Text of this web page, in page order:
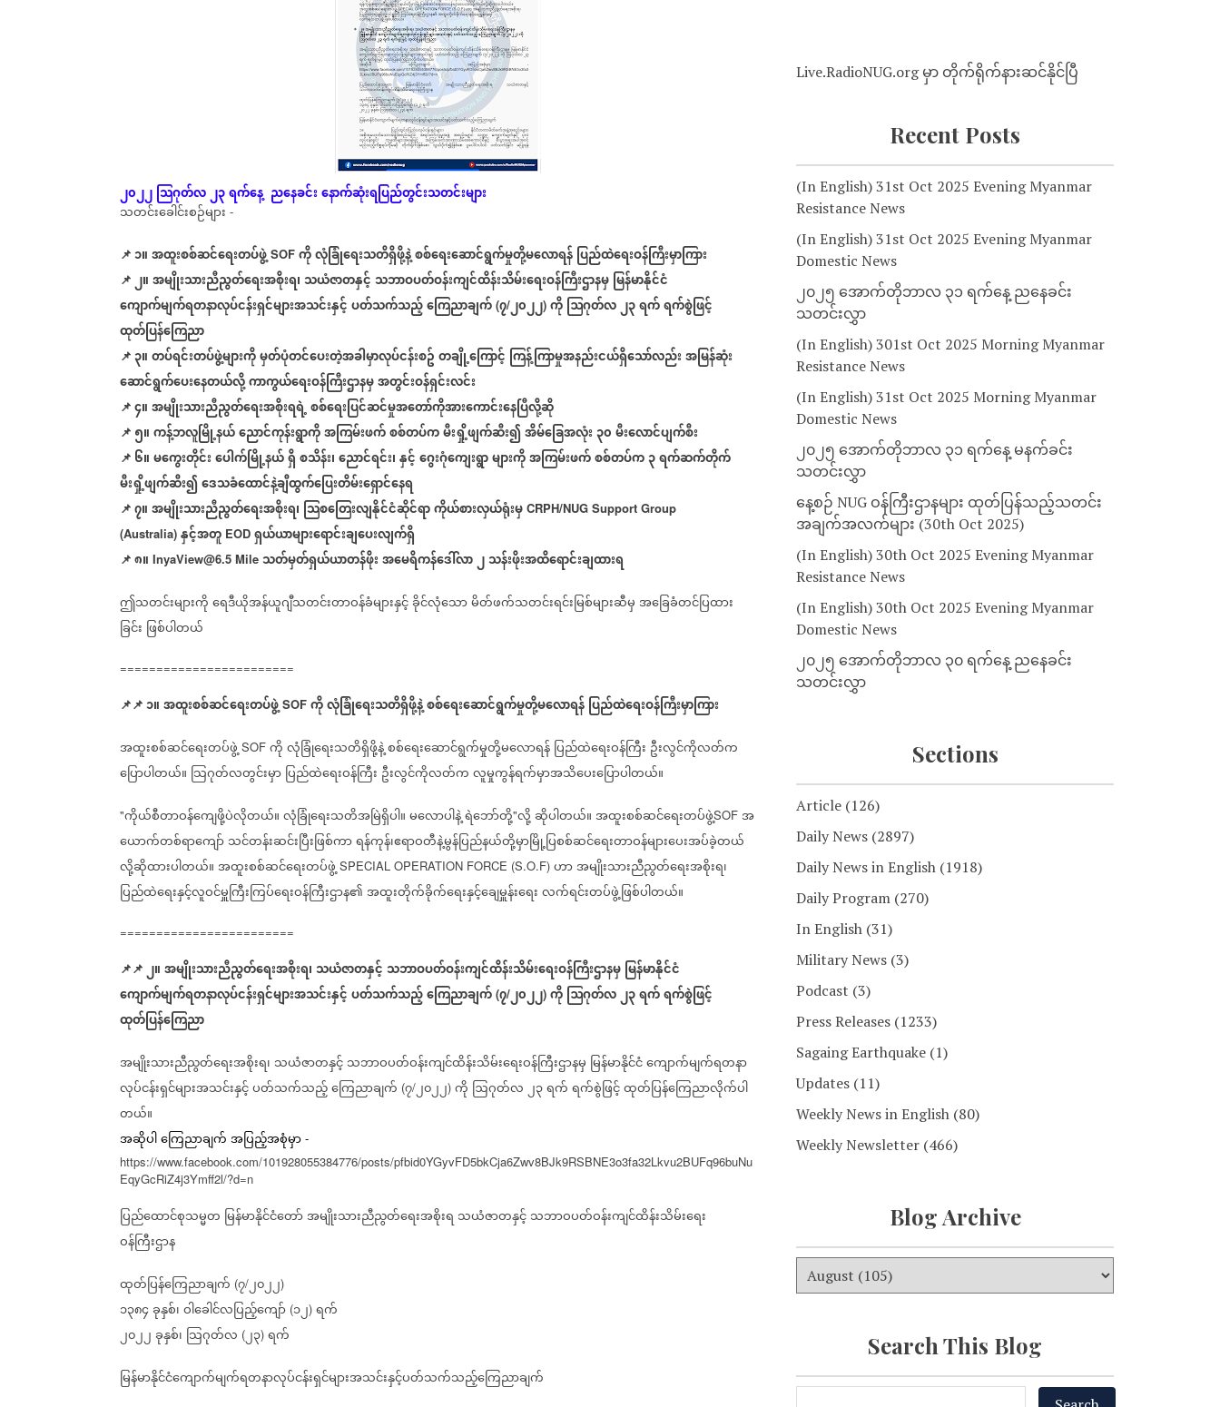
၂၀၂၂သြဂုတ်လ၂၃ရက်နေ့ ညနေခင်းနောက်ဆုံးရပြည်တွင်းသတင်းများ
သတင်းခေါင်းစဉ်များ -
📌 ၁။အထူးစစ်ဆင်ရေးတပ်ဖွဲ့ SOF ကိုလုံခြုံရေးသတိရှိဖို့နဲ့စစ်ရေးဆောင်ရွက်မှုတို့မလောရန်ပြည်ထဲရေးဝန်ကြီးမှာကြား
📌၂။အမျိုးသားညီညွတ်ရေးအစိုးရ၊သယံဇာတနှင့်သဘာဝပတ်ဝန်းကျင်ထိန်းသိမ်းရေးဝန်ကြီးဌာနမှမြန်မာနိုင်ငံ
ကျောက်မျက်ရတနာလုပ်ငန်းရှင်များအသင်းနှင့်ပတ်သက်သည့်ကြေညာချက် (၇/၂၀၂၂) ကိုဩဂုတ်လ၂၃ရက်ရက်စွဲဖြင့်
ထုတ်ပြန်ကြေညာ
📌၃။တပ်ရင်းတပ်ဖွဲ့များကိုမှတ်ပုံတင်ပေးတဲ့အခါမှာလုပ်ငန်းစဥ်တချို့ကြောင့် ကြန့်ကြာမှုအနည်းငယ်ရှိသော်လည်းအမြန်ဆုံး
ဆောင်ရွက်ပေးနေတယ်လို့ကာကွယ်ရေးဝန်ကြီးဌာနမှအတွင်းဝန်ရှင်းလင်း
📌၄။အမျိုးသားညီညွတ်ရေးအစိုးရရဲ့စစ်ရေးပြင်ဆင်မှုအတော်ကိုအားကောင်းနေပြီလို့ဆို
📌၅။ကန့်ဘလူမြို့နယ်ညောင်ကုန်းရွာကိုအကြမ်းဖက်စစ်တပ်ကမီးရှို့ဖျက်ဆီး၍အိမ်ခြေအလုံး၃၀မီးလောင်ပျက်စီး
📌၆။မကွေးတိုင်းပေါက်မြို့နယ်ရှိစသိန်း၊ညောင်ရင်း၊နှင့်ဂွေးဂုံကျေးရွာများကိုအကြမ်းဖက်စစ်တပ်က၃ရက်ဆက်တိုက်
မီးရှို့ဖျက်ဆီး၍ဒေသခံထောင်နဲ့ချီထွက်ပြေးတိမ်းရှောင်နေရ
📌၇။အမျိုးသားညီညွတ်ရေးအစိုးရ၊ သြစတြေးလျနိုင်ငံဆိုင်ရာကိုယ်စားလှယ်ရုံးမှ CRPH/NUG Support Group
(Australia) နှင့်အတူ EOD ရှယ်ယာများရောင်းချပေးလျက်ရှိ
📌၈။ InyaView@6.5 Mile သတ်မှတ်ရှယ်ယာတန်ဖိုးအမေရိကန်ဒေါ်လာ၂သန်းဖိုးအထိရောင်းချထားရ
ဤသတင်းများကိုရေဒီယိုအန်ယူဂျီသတင်းတာဝန်ခံများနှင့်ခိုင်လုံသောမိတ်ဖက်သတင်းရင်းမြစ်များဆီမှအခြေခံတင်ပြထား
ခြင်း ဖြစ်ပါတယ်
========================
📌📌၁။အထူးစစ်ဆင်ရေးတပ်ဖွဲ့ SOF ကိုလုံခြုံရေးသတိရှိဖို့နဲ့စစ်ရေးဆောင်ရွက်မှုတို့မလောရန်ပြည်ထဲရေးဝန်ကြီးမှာကြား
အထူးစစ်ဆင်ရေးတပ်ဖွဲ့ SOF ကိုလုံခြုံရေးသတိရှိဖို့နဲ့စစ်ရေးဆောင်ရွက်မှုတို့မလောရန်ပြည်ထဲရေးဝန်ကြီး ဦးလွင်ကိုလတ်က
ပြောပါတယ်။ သြဂုတ်လတွင်းမှာပြည်ထဲရေးဝန်ကြီး ဦးလွင်ကိုလတ်ကလူမှုကွန်ရက်မှာအသိပေးပြောပါတယ်။
"ကိုယ်စီတာဝန်ကျေဖို့ပဲလိုတယ်။လုံခြုံရေးသတိအမြဲရှိပါ။မလောပါနဲ့ရဲဘော်တို့"လို့ဆိုပါတယ်။အထူးစစ်ဆင်ရေးတပ်ဖွဲ့SOF အ
ယောက်တစ်ရာကျော်သင်တန်းဆင်းပြီးဖြစ်ကာရန်ကုန်၊ဧရာဝတီနဲ့မွန်ပြည်နယ်တို့မှာမြို့ပြစစ်ဆင်ရေးတာဝန်များပေးအပ်ခဲ့တယ်
လို့ဆိုထားပါတယ်။အထူးစစ်ဆင်ရေးတပ်ဖွဲ့ SPECIAL OPERATION FORCE (S.O.F) ဟာအမျိုးသားညီညွတ်ရေးအစိုးရ၊
ပြည်ထဲရေးနှင့်လူဝင်မှူကြီးကြပ်ရေးဝန်ကြီးဌာန၏အထူးတိုက်ခိုက်ရေးနှင့်ချေမှူန်းရေးလက်ရင်းတပ်ဖွဲ့ဖြစ်ပါတယ်။
========================
📌📌၂။အမျိုးသားညီညွတ်ရေးအစိုးရ၊သယံဇာတနှင့်သဘာဝပတ်ဝန်းကျင်ထိန်းသိမ်းရေးဝန်ကြီးဌာနမှမြန်မာနိုင်ငံ
ကျောက်မျက်ရတနာလုပ်ငန်းရှင်များအသင်းနှင့်ပတ်သက်သည့်ကြေညာချက် (၇/၂၀၂၂) ကိုဩဂုတ်လ၂၃ရက်ရက်စွဲဖြင့်
ထုတ်ပြန်ကြေညာ
အမျိုးသားညီညွတ်ရေးအစိုးရ၊ သယံဇာတနှင့်သဘာဝပတ်ဝန်းကျင်ထိန်းသိမ်းရေးဝန်ကြီးဌာနမှ မြန်မာနိုင်ငံကျောက်မျက်ရတနာ
လုပ်ငန်းရှင်များအသင်းနှင့်ပတ်သက်သည့်ကြေညာချက် (၇/၂၀၂၂) ကို ဩဂုတ်လ၂၃ရက်ရက်စွဲဖြင့်ထုတ်ပြန်ကြေညာလိုက်ပါ
တယ်။
အဆိုပါကြေညာချက်အပြည့်အစုံမှာ -
https://www.facebook.com/101928055384776/posts/pfbid0YGyvFD5bkCja6Zwv8BJk9RSBNE3o3fa32Lkvu2BUFq96buNu
EqyGcRiZ4j3Ymff2l/?d=n
ပြည်ထောင်စုသမ္မတ မြန်မာနိုင်ငံတော်အမျိုးသားညီညွတ်ရေးအစိုးရ သယံဇာတနှင့်သဘာဝပတ်ဝန်းကျင်ထိန်းသိမ်းရေး
ဝန်ကြီးဌာန
ထုတ်ပြန်ကြေညာချက် (၇/၂၀၂၂)
၁၃၈၄ခုနှစ်၊ဝါခေါင်လပြည့်ကျော် (၁၂) ရက်
၂၀၂၂ခုနှစ်၊ သြဂုတ်လ (၂၃) ရက်
မြန်မာနိုင်ငံကျောက်မျက်ရတနာလုပ်ငန်းရှင်များအသင်းနှင့်ပတ်သက်သည့်ကြေညာချက်
Live.RadioNUG.org မှာ တိုက်ရိုက်နားဆင်နိုင်ပြီ
Recent Posts
(In English) 31st Oct 2025 Evening Myanmar
Resistance News
(In English) 31st Oct 2025 Evening Myanmar
Domestic News
၂၀၂၅ အောက်တိုဘာလ ၃၁ ရက်နေ့ ညနေခင်း
သတင်းလွှာ
(In English) 301st Oct 2025 Morning Myanmar
Resistance News
(In English) 31st Oct 2025 Morning Myanmar
Domestic News
၂၀၂၅ အောက်တိုဘာလ ၃၁ ရက်နေ့ မနက်ခင်း
သတင်းလွှာ
နေ့စဉ် NUG ဝန်ကြီးဌာနများ ထုတ်ပြန်သည့်သတင်း
အချက်အလက်များ (30th Oct 2025)
(In English) 30th Oct 2025 Evening Myanmar
Resistance News
(In English) 30th Oct 2025 Evening Myanmar
Domestic News
၂၀၂၅ အောက်တိုဘာလ ၃၀ ရက်နေ့ ညနေခင်း
သတင်းလွှာ
Sections
Article (126)
Daily News (2897)
Daily News in English (1918)
Daily Program (270)
In English (31)
Military News (3)
Podcast (3)
Press Releases (1233)
Sagaing Earthquake (1)
Updates (11)
Weekly News in English (80)
Weekly Newsletter (466)
Blog Archive
Search This Blog